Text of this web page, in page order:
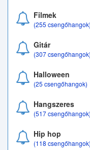
Filmek
(255 csengőhangok)
Gitár
(307 csengőhangok)
Halloween
(25 csengőhangok)
Hangszeres
(517 csengőhangok)
Hip hop
(118 csengőhangok)